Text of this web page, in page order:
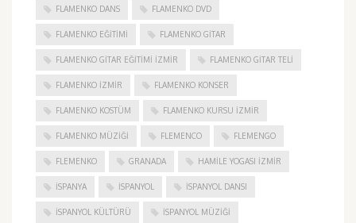
FLAMENKO DANS FLAMENKO DVD
FLAMENKO EĞITIMI FLAMENKO GITAR
FLAMENKO GITAR EĞITIMI İZMIR FLAMENKO GITAR TELI
FLAMENKO IZMIR FLAMENKO KONSER
FLAMENKO KOSTÜM FLAMENKO KURSU İZMIR
FLAMENKO MÜZIĞI FLEMENCO FLEMENGO
FLEMENKO GRANADA HAMILE YOGASI İZMIR
ISPANYA İSPANYOL İSPANYOL DANSI
İSPANYOL KÜLTÜRÜ İSPANYOL MÜZIĞI